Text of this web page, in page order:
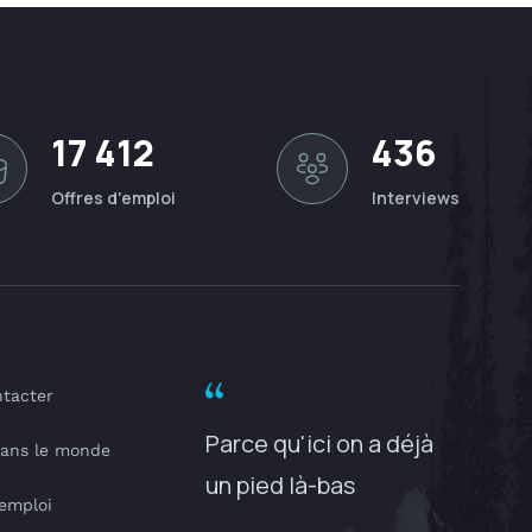
17 412
Offres d'emploi
436
Interviews
le monde
Parce qu'ici on a déjà
un pied là-bas